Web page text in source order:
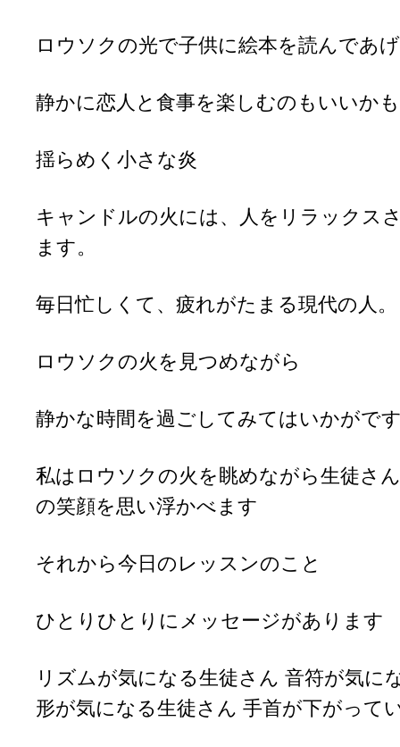
ロウソクの光で子供に絵本を読んであ
静かに恋人と食事を楽しむのもいいか
揺らめく小さな炎
キャンドルの火には、人をリラックス
ます。
毎日忙しくて、疲れがたまる現代の人。
ロウソクの火を見つめながら
静かな時間を過ごしてみてはいかがで
私はロウソクの火を眺めながら生徒さ
の笑顔を思い浮かべます
それから今日のレッスンのこと
ひとりひとりにメッセージがあります
リズムが気になる生徒さん 音符が気に
形が気になる生徒さん 手首が下がって